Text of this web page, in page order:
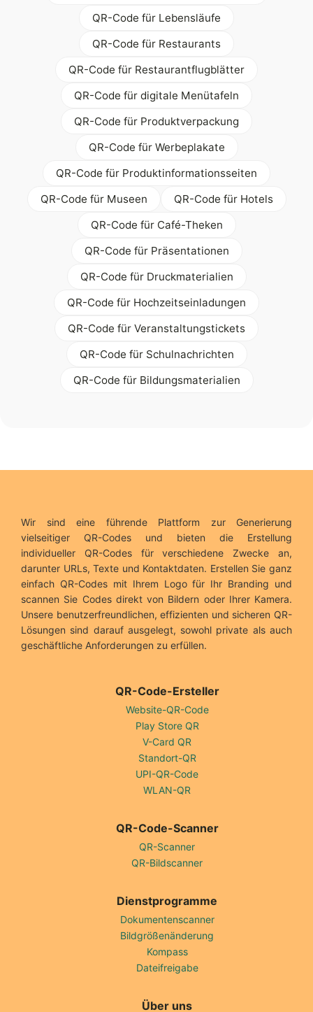
QR-Code für Lebensläufe
QR-Code für Restaurants
QR-Code für Restaurantflugblätter
QR-Code für digitale Menütafeln
QR-Code für Produktverpackung
QR-Code für Werbeplakate
QR-Code für Produktinformationsseiten
QR-Code für Museen
QR-Code für Hotels
QR-Code für Café-Theken
QR-Code für Präsentationen
QR-Code für Druckmaterialien
QR-Code für Hochzeitseinladungen
QR-Code für Veranstaltungstickets
QR-Code für Schulnachrichten
QR-Code für Bildungsmaterialien
Wir sind eine führende Plattform zur Generierung
vielseitiger QR-Codes und bieten die Erstellung
individueller QR-Codes für verschiedene Zwecke an,
darunter URLs, Texte und Kontaktdaten. Erstellen Sie ganz
einfach QR-Codes mit Ihrem Logo für Ihr Branding und
scannen Sie Codes direkt von Bildern oder Ihrer Kamera.
Unsere benutzerfreundlichen, effizienten und sicheren QR-
Lösungen sind darauf ausgelegt, sowohl private als auch
geschäftliche Anforderungen zu erfüllen.
QR-Code-Ersteller
Website-QR-Code
Play Store QR
V-Card QR
Standort-QR
UPI-QR-Code
WLAN-QR
QR-Code-Scanner
QR-Scanner
QR-Bildscanner
Dienstprogramme
Dokumentenscanner
Bildgrößenänderung
Kompass
Dateifreigabe
Über uns